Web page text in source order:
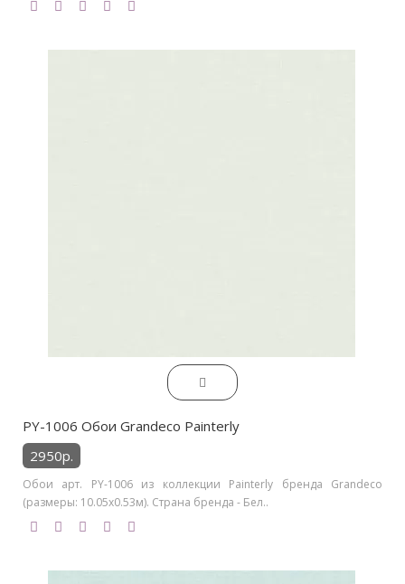
PY-1006 Обои Grandeco Painterly
2950р.
Обои арт. PY-1006 из коллекции Painterly бренда Grandeco
(размеры: 10.05х0.53м). Страна бренда - Бел..